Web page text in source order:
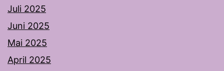
Juli 2025
Juni 2025
Mai 2025
April 2025